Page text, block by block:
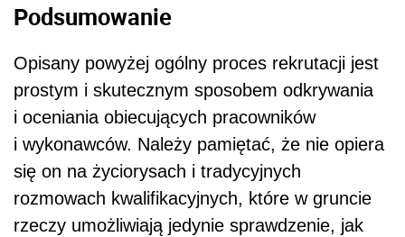
Podsumowanie
Opisany powyżej ogólny proces rekrutacji jest
prostym i skutecznym sposobem odkrywania
i oceniania obiecujących pracowników
i wykonawców. Należy pamiętać, że nie opiera
się on na życiorysach i tradycyjnych
rozmowach kwalifikacyjnych, które w gruncie
rzeczy umożliwiają jedynie sprawdzenie, jak